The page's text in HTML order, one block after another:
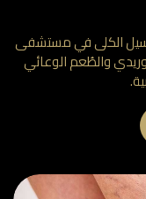
في مستشفى
والطُعم الوعائي